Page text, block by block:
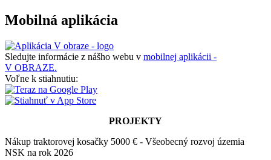
Mobilná aplikácia
Sledujte informácie z nášho webu v mobilnej aplikácii -
V OBRAZE.
Voľne k stiahnutiu:
PROJEKTY
Nákup traktorovej kosačky 5000 € - Všeobecný rozvoj územia
NSK na rok 2026